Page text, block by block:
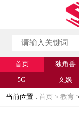
首页 独角兽
5G 文娱
当前位置 : 首页 > 教育